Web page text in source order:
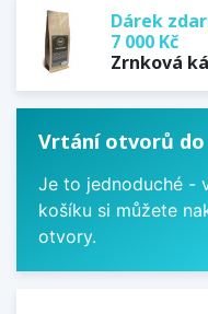
Dárek
7 000 Kč
Zrnková
Vrtání otvorů do
Je to jednoduché -
košíku si můžete
otvory.